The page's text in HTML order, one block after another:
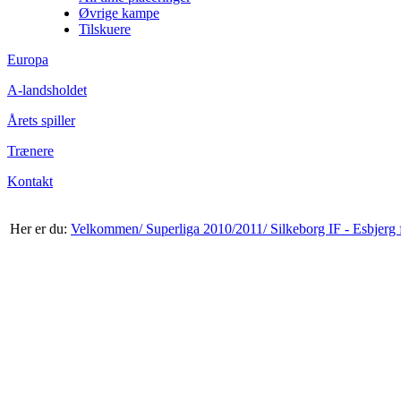
Øvrige kampe
Tilskuere
Europa
A-landsholdet
Årets spiller
Trænere
Kontakt
Her er du: Velkommen/ Superliga 2010/2011/ Silkeborg IF - Esbjerg